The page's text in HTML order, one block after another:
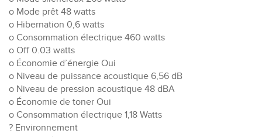
o Mode prêt 48 watts
o Hibernation 0,6 watts
o Consommation électrique 460 watts
o Off 0.03 watts
o Économie d’énergie Oui
o Niveau de puissance acoustique 6,56 dB
o Niveau de pression acoustique 48 dBA
o Économie de toner Oui
o Consommation électrique 1,18 Watts
? Environnement